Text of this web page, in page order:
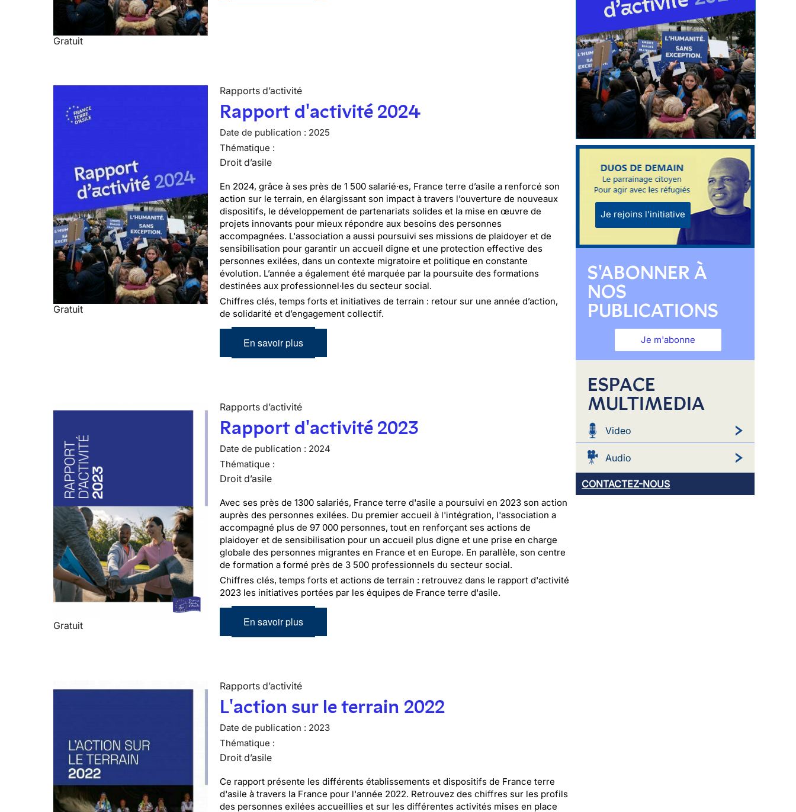
Gratuit
Gratuit
Rapports d’activité
Rapport d'activité 2024
Date de publication : 2025
Thématique :
Droit d’asile
En 2024, grâce à ses près de 1 500 salarié·es, France terre d’asile a renforcé son
action sur le terrain, en élargissant son impact à travers l’ouverture de nouveaux
dispositifs, le développement de partenariats solides et la mise en œuvre de
projets innovants pour mieux répondre aux besoins des personnes
accompagnées. L'association a aussi poursuivi ses missions de plaidoyer et de
sensibilisation pour garantir un accueil digne et une protection effective des
personnes exilées, dans un contexte migratoire et politique en constante
évolution. L’année a également été marquée par la poursuite des formations
destinées aux professionnel·les du secteur social.
Chiffres clés, temps forts et initiatives de terrain : retour sur une année d’action,
de solidarité et d’engagement collectif.
En savoir plus
Gratuit
Rapports d’activité
Rapport d'activité 2023
Date de publication : 2024
Thématique :
Droit d’asile
Avec ses près de 1300 salariés, France terre d'asile a poursuivi en 2023 son action
auprès des personnes exilées. Du premier accueil à l'intégration, l'association a
accompagné plus de 97 000 personnes, tout en renforçant ses actions de
plaidoyer et de sensibilisation pour un accueil plus digne et une prise en charge
globale des personnes migrantes en France et en Europe. En parallèle, son centre
de formation a formé près de 3 500 professionnels du secteur social.
Chiffres clés, temps forts et actions de terrain : retrouvez dans le rapport d'activité
2023 les initiatives portées par les équipes de France terre d'asile.
En savoir plus
Rapports d’activité
L'action sur le terrain 2022
Date de publication : 2023
Thématique :
Droit d’asile
Ce rapport présente les différents établissements et dispositifs de France terre
d'asile à travers la France pour l'année 2022. Retrouvez des chiffres sur les profils
des personnes exilées accueillies et sur les différentes activités mises en place
Je rejoins l'initiative
S'ABONNER À
NOS
PUBLICATIONS
Je m'abonne
ESPACE
MULTIMEDIA
Video
Audio
CONTACTEZ-NOUS